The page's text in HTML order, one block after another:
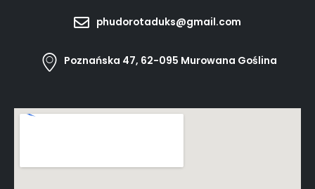
phudorotaduks@gmail.com
Poznańska 47, 62-095 Murowana Goślina